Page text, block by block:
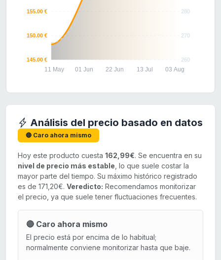
280
270
260
155.00 €
150.00 €
145.00 €
11 May 01 Jun 22 Jun 13 Jul 03 Aug
Análisis del precio basado en datos
🔴 Caro ahora mismo
Hoy este producto cuesta 162,99€. Se encuentra en su
nivel de precio más estable , lo que suele costar la
mayor parte del tiempo. Su máximo histórico registrado
es de 171,20€. Veredicto: Recomendamos monitorizar
el precio, ya que suele tener fluctuaciones frecuentes.
🔴 Caro ahora mismo
El precio está por encima de lo habitual;
normalmente conviene monitorizar hasta que baje.